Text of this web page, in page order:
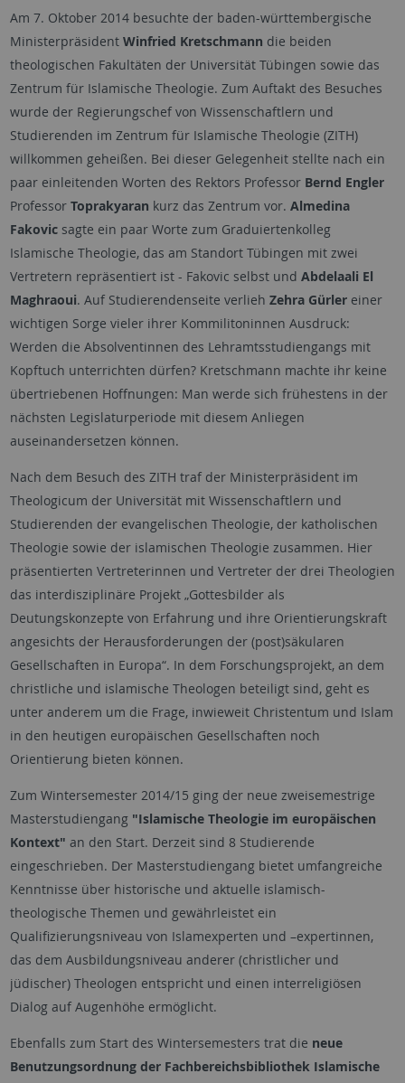
Am 7. Oktober 2014 besuchte der baden-württembergische
Ministerpräsident Winfried Kretschmann die beiden
theologischen Fakultäten der Universität Tübingen sowie das
Zentrum für Islamische Theologie. Zum Auftakt des Besuches
wurde der Regierungschef von Wissenschaftlern und
Studierenden im Zentrum für Islamische Theologie (ZITH)
willkommen geheißen. Bei dieser Gelegenheit stellte nach ein
paar einleitenden Worten des Rektors Professor Bernd Engler
Professor Toprakyaran kurz das Zentrum vor. Almedina
Fakovicsagte ein paar Worte zum Graduiertenkolleg
Islamische Theologie, das am Standort Tübingen mit zwei
Vertretern repräsentiert ist - Fakovic selbst und Abdelaali El
Maghraoui. Auf Studierendenseite verlieh Zehra Gürlereiner
wichtigen Sorge vieler ihrer Kommilitoninnen Ausdruck:
Werden die Absolventinnen des Lehramtsstudiengangs mit
Kopftuch unterrichten dürfen? Kretschmann machte ihr keine
übertriebenen Hoffnungen: Man werde sich frühestens in der
nächsten Legislaturperiode mit diesem Anliegen
auseinandersetzen können.
Nach dem Besuch des ZITH traf der Ministerpräsident im
Theologicum der Universität mit Wissenschaftlern und
Studierenden der evangelischen Theologie, der katholischen
Theologie sowie der islamischen Theologie zusammen. Hier
präsentierten Vertreterinnen und Vertreter der drei Theologien
das interdisziplinäre Projekt „Gottesbilder als
Deutungskonzepte von Erfahrung und ihre Orientierungskraft
angesichts der Herausforderungen der (post)säkularen
Gesellschaften in Europa“. In dem Forschungsprojekt, an dem
christliche und islamische Theologen beteiligt sind, geht es
unter anderem um die Frage, inwieweit Christentum und Islam
in den heutigen europäischen Gesellschaften noch
Orientierung bieten können.
Zum Wintersemester 2014/15 ging der neue zweisemestrige
Masterstudiengang "Islamische Theologie im europäischen
Kontext" an den Start. Derzeit sind 8 Studierende
eingeschrieben. Der Masterstudiengang bietet umfangreiche
Kenntnisse über historische und aktuelle islamisch-
theologische Themen und gewährleistet ein
Qualifizierungsniveau von Islamexperten und –expertinnen,
das dem Ausbildungsniveau anderer (christlicher und
jüdischer) Theologen entspricht und einen interreligiösen
Dialog auf Augenhöhe ermöglicht.
Ebenfalls zum Start des Wintersemesters trat die neue
Benutzungsordnung der Fachbereichsbibliothek Islamische